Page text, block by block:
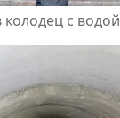
с водой